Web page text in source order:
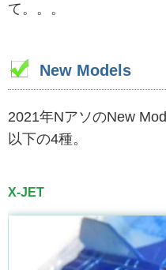
て。。。
New Models
2021年NアソのNew
以下の4種。
X-JET